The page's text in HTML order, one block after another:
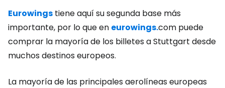
Eurowings tiene aquí su segunda base más
importante, por lo que en eurowings.com puede
comprar la mayoría de los billetes a Stuttgart desde
muchos destinos europeos.
La mayoría de las principales aerolíneas europeas